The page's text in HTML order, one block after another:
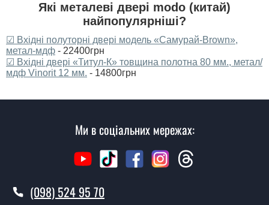
Які металеві двері modo (китай)
найпопулярніші?
☑ Вхідні полуторні двері модель «Самурай-Brown»,
метал-мдф - 22400грн
☑ Вхідні двері «Титул-К» товщина полотна 80 мм., метал/
мдф Vinorit 12 мм. - 14800грн
Ми в соціальних мережах:
(098) 524 95 70